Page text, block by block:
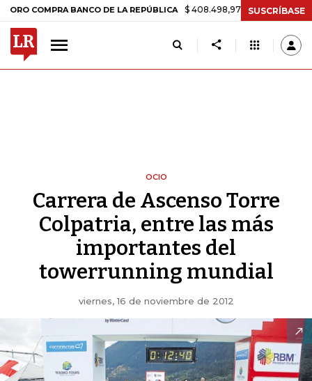
BANCO DE LA REPÚBLICA $ 408.498,97 +$ 8.753,81 +2,19%
SUSCRÍBASE
OCIO
Carrera de Ascenso Torre
Colpatria, entre las más
importantes del
towerrunning mundial
viernes, 16 de noviembre de 2012